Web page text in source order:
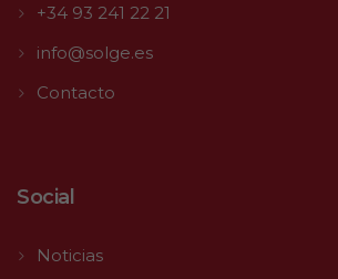
+34 93 241 22 21
info@solge.es
Contacto
Social
Noticias